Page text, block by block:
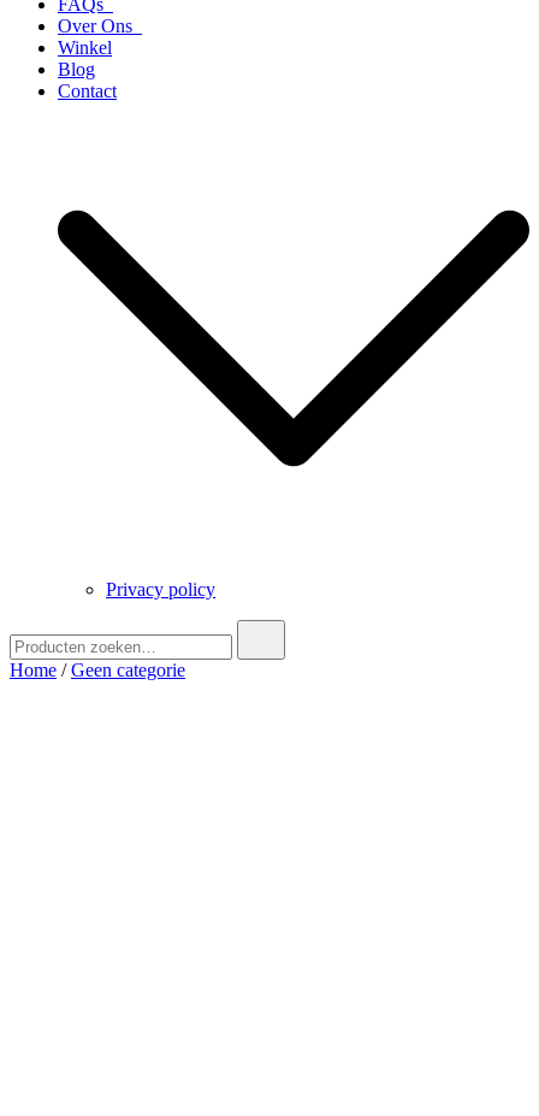
FAQs
Over Ons
Winkel
Blog
Contact
Privacy policy
naar:
Home /Geen categorie